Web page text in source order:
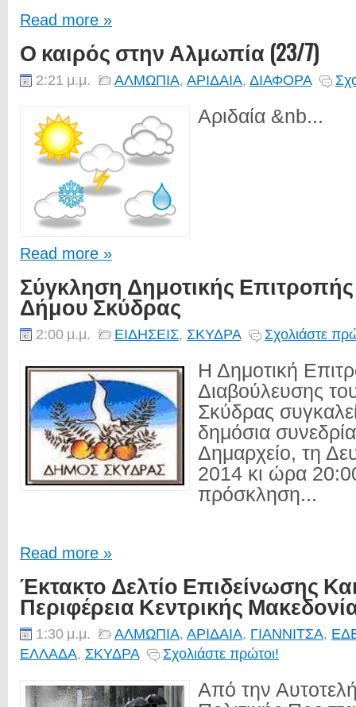
Read more »
Ο καιρός στην Αλμωπία (23/7)
2:21 μ.μ. ΑΛΜΩΠΙΑ, ΑΡΙΔΑΙΑ, ΔΙΑΦΟΡΑ
Αριδαία &nb...
Read more »
Σύγκληση Δημοτικής
Δήμου Σκύδρας
2:00 μ.μ. ΕΙΔΗΣΕΙΣ, ΣΚΥΔΡΑ Σχολιάστε
Η Δημοτική
Διαβούλευσης
Σκύδρας
δημόσια
Δημαρχείο, τη
2014 κι ώρα
πρόσκληση...
Read more »
Έκτακτο Δελτίο Επιδείνωσης
Περιφέρεια Κεντρικής
1:30 μ.μ. ΑΛΜΩΠΙΑ, ΑΡΙΔΑΙΑ, ΓΙΑΝΝΙΤΣΑ,
ΕΛΛΑΔΑ, ΣΚΥΔΡΑ Σχολιάστε πρώτοι!
Από την